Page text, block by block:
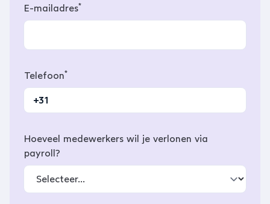
E-mailadres*
Telefoon*
Hoeveel medewerkers wil je verlonen via
payroll?